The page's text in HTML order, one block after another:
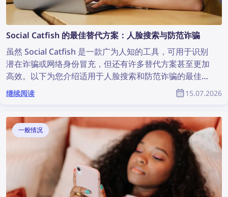
Social Catfish 的最佳替代方案：人脸搜索与防范诈骗
虽然 Social Catfish 是一款广为人知的工具，可用于识别
潜在诈骗或网络身份冒充，但还有许多替代方案甚至更加
高效。以下为您介绍适用于人脸搜索和防范诈骗的最佳
Social Catfish 替代方案。
继续阅读 15.07.2026
一般情况